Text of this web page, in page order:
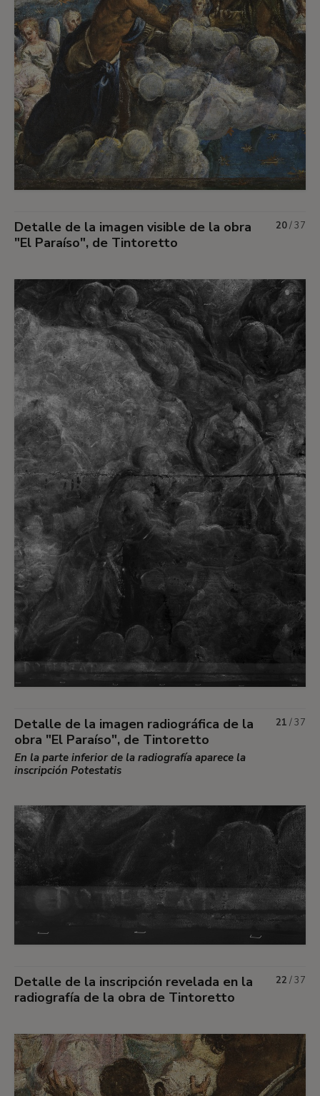
Detalle de la imagen visible de la obra
"El Paraíso", de Tintoretto
20/37
Detalle de la imagen radiográfica de la
obra "El Paraíso", de Tintoretto
En la parte inferior de la radiografía aparece la
inscripción Potestatis
21 /37
Detalle de la inscripción revelada en la
radiografía de la obra de Tintoretto
22 /37